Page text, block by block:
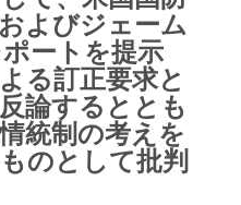
よびジェーム
ートを提示
る訂正要求と
論するととも
統制の考えを
のとして批判